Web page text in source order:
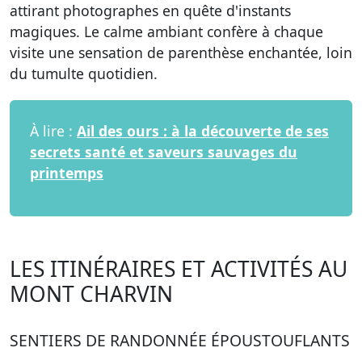
attirant photographes en quête d'instants
magiques. Le calme ambiant confère à chaque
visite une sensation de parenthèse enchantée, loin
du tumulte quotidien.
À lire : Ail des ours : à la découverte de ses
secrets santé et saveurs sauvages du
printemps
LES ITINÉRAIRES ET ACTIVITÉS AU
MONT CHARVIN
SENTIERS DE RANDONNÉE ÉPOUSTOUFLANTS